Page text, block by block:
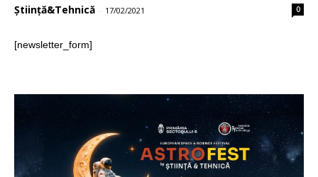
Știință&Tehnică - 17/02/2021 0
[newsletter_form]